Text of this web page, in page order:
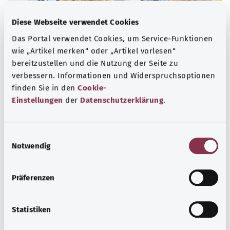
Diese Webseite verwendet Cookies
Das Portal verwendet Cookies, um Service-Funktionen
wie „Artikel merken“ oder „Artikel vorlesen“
bereitzustellen und die Nutzung der Seite zu
verbessern. Informationen und Widerspruchsoptionen
finden Sie in den Cookie-
Einstellungen der Datenschutzerklärung.
Notwendig
Präferenzen
Statistiken
Epilepsie
Bei einer Epilepsie sind das Gehirn oder einzelne
Hirnbereiche übermäßig aktiv. Medikamente können
erhalten.